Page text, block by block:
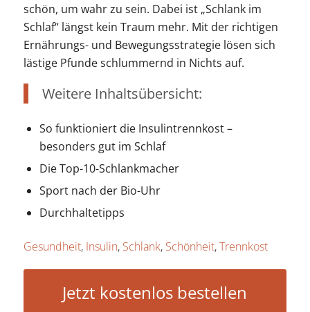
schön, um wahr zu sein. Dabei ist „Schlank im
Schlaf“ längst kein Traum mehr. Mit der richtigen
Ernährungs- und Bewegungsstrategie lösen sich
lästige Pfunde schlummernd in Nichts auf.
Weitere Inhaltsübersicht:
So funktioniert die Insulintrennkost –
besonders gut im Schlaf
Die Top-10-Schlankmacher
Sport nach der Bio-Uhr
Durchhaltetipps
Gesundheit, Insulin, Schlank, Schönheit,Trennkost
Jetzt kostenlos bestellen